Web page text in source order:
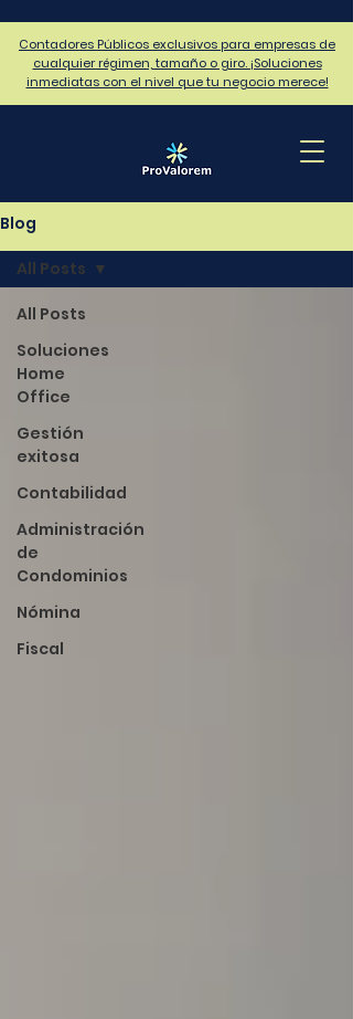
Contadores Públicos exclusivos para empresas de
cualquier régimen, tamaño o giro. ¡Soluciones
inmediatas con el nivel que tu negocio merece!
Blog
All Posts
Soluciones
Home
Office
Gestión
exitosa
Contabilidad
Administración
de
Condominios
Nómina
Fiscal
All Posts